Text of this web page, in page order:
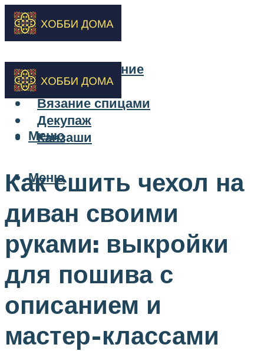
Бисероплетение
Вышивка
Вязание спицами
Декупаж
Канзаши
Меню
Меню
Как сшить чехол на
диван своими
руками: выкройки
для пошива с
описанием и
мастер-классами